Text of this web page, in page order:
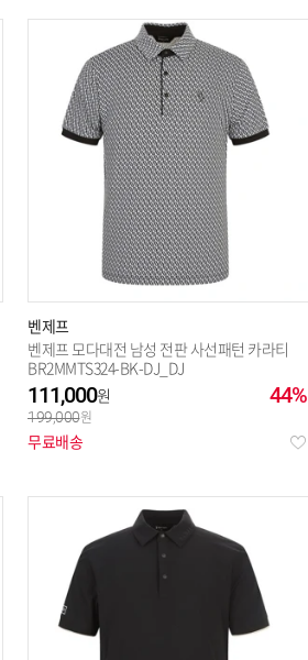
벤제프
벤제프 모다대전 남성 전판 사선패턴 카라티
BR2MMTS324-BK-DJ_DJ
44%
111,000
199,000
무료배송